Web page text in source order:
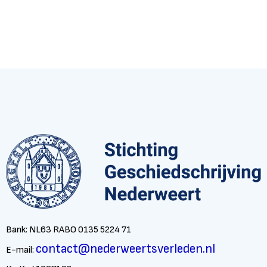
Bank: NL63 RABO 0135 5224 71
E-mail: contact@nederweertsverleden.nl